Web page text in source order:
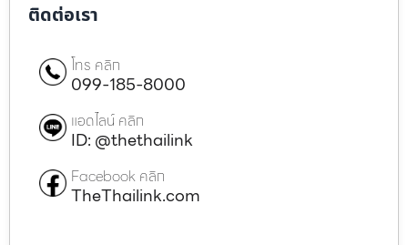
ติดต่อเรา
โทร คลิก
099-185-8000
แอดไลน์ คลิก
ID: @thethailink
Facebook คลิก
TheThailink.com